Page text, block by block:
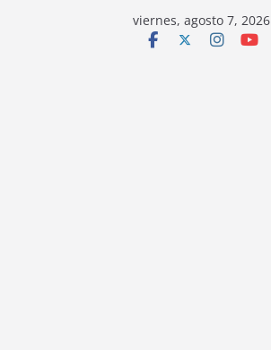
viernes, agosto 7, 2026